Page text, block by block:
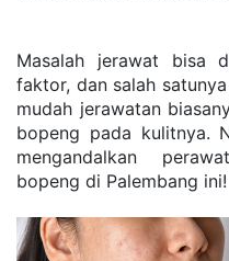
Masalah jerawat bisa
faktor, dan salah
mudah jerawatan
bopeng pada kulitnya.
mengandalkan
bopeng dі Pаlembang ini!